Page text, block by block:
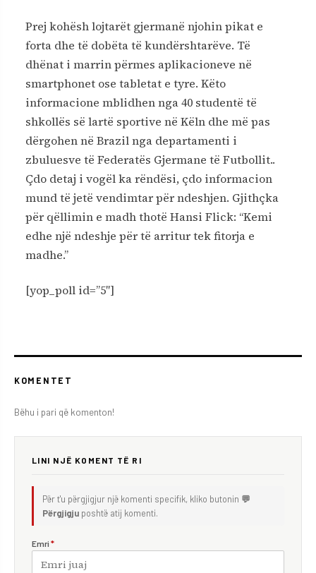
Prej kohësh lojtarët gjermanë njohin pikat e
forta dhe të dobëta të kundërshtarëve. Të
dhënat i marrin përmes aplikacioneve në
smartphonet ose tabletat e tyre. Këto
informacione mblidhen nga 40 studentë të
shkollës së lartë sportive në Këln dhe më pas
dërgohen në Brazil nga departamenti i
zbuluesve të Federatës Gjermane të Futbollit..
Çdo detaj i vogël ka rëndësi, çdo informacion
mund të jetë vendimtar për ndeshjen. Gjithçka
për qëllimin e madh thotë Hansi Flick: “Kemi
edhe një ndeshje për të arritur tek fitorja e
madhe.”
[yop_poll id=”5″]
KOMENTET
Bëhu i pari që komenton!
LINI NJË KOMENT TË RI
Për t'u përgjigjur një komenti specifik, kliko butonin 💬
Përgjigju poshtë atij komenti.
Emri *